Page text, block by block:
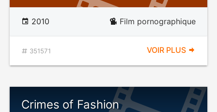
2010 Film pornographique
351571 VOIR PLUS
Crimes of Fashion